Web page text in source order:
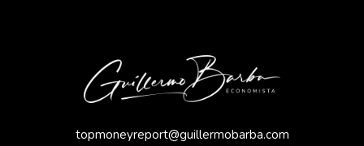
topmoneyreport@guillermobarba.com